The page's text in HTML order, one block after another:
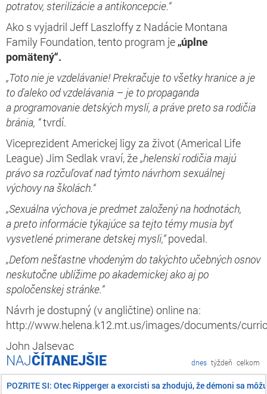
potratov, sterilizácie a antikoncepcie.“
Ako s vyjadril Jeff Laszloffy z Nadácie Montana
Family Foundation, tento program je „úplne
pomätený“.
„Toto nie je vzdelávanie! Prekračuje to všetky hranice a je
to ďaleko od vzdelávania – je to propaganda
a programovanie detských myslí, a práve preto sa rodičia
bránia, “tvrdí.
Viceprezident Americkej ligy za život (Americal Life
League) Jim Sedlak vraví, že„helenskí rodičia majú
právo sa rozčuľovať nad týmto návrhom sexuálnej
výchovy na školách.“
„Sexuálna výchova je predmet založený na hodnotách,
a preto informácie týkajúce sa tejto témy musia byť
vysvetlené primerane detskej mysli,“povedal.
„Deťom nešťastne vhodeným do takýchto učebných osnov
neskutočne ublížime po akademickej ako aj po
spoločenskej stránke.“
Návrh je dostupný (v angličtine) online na:
http://www.helena.k12.mt.us/images/documents/
John Jalsevac
ČÍTANEJŠIE dnes týždeň celkom
POZRITE SI: Otec Ripperger a exorcisti sa zhodujú, že démoni sa